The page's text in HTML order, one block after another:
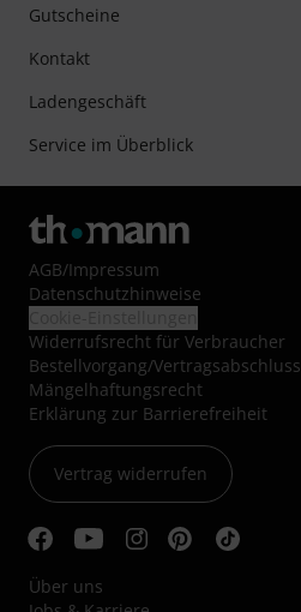
Gutscheine
Kontakt
Ladengeschäft
Service im Überblick
AGB/Impressum
Datenschutzhinweise
Widerrufsrecht für Verbraucher
Bestellvorgang/Vertragsabschluss
Mängelhaftungsrecht
Erklärung zur Barrierefreiheit
Vertrag widerrufen
Über uns